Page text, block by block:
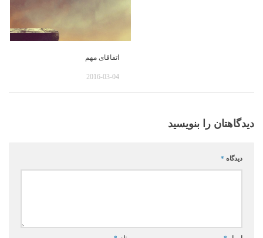
اتفاقای مهم
2016-03-04
دیدگاهتان را بنویسید
دیدگاه *